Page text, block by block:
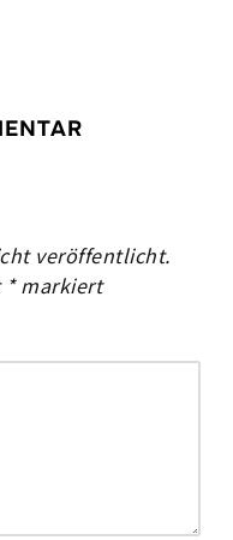
veröffentlicht.
*markiert